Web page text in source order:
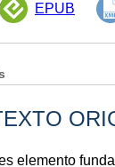
EPUB
elemento